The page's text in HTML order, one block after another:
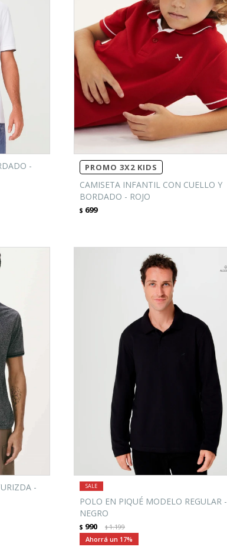
-
PROMO 3X2 KIDS
CAMISETA INFANTIL CON CUELLO Y
BORDADO - ROJO
$ 699
-
POLO EN PIQUÉ MODELO REGULAR -
NEGRO
$ 990 $1.199
17